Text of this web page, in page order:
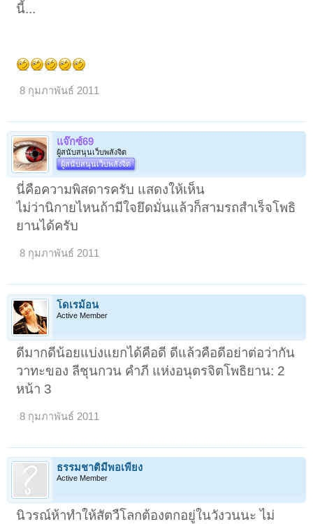
นี้...
8 กุมภาพันธ์ 2011
แจ๊กซ์69
ผู้สนับสนุนเว็บพลังจิต
ผู้สนับสนุนเว็บพลังจิต
นี่คือความพิสดารครับ แสดงให้เห็น
ไม่ว่านิกายไหนถ้ามีใจยึดมั่นแล้วก็สามรถสำเร็จโพธิ
ยานได้ครับ
8 กุมภาพันธ์ 2011
โดเรม้อน
Active Member
ดีมากดีน้อยแบ่งแยกได้คือดี ดีแล้วคือดีอย่าต่อว่ากัน
วาทะของ ลีชุนกวน คำภี แห่งอนุตรจิตโพธิยาน: 2
หน้า 3
8 กุมภาพันธ์ 2011
ธรรมชาติมีพอเพียง
Active Member
นิวรณ์ห้าทำให้สัตวืโลกต้องตกอยู่ในวังวนนะ ไม่